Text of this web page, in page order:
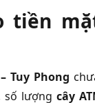
tiền
Tuy Phong
số lượngcây